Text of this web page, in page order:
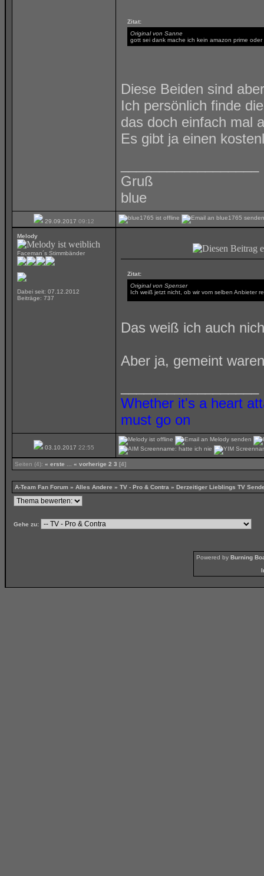
Zitat:
Original von Sanne
gott sei dank mache ich kein amazon prime
Diese Beiden sind
Ich persönlich finde
das doch einfach mal
Es gibt ja einen
Gruß
blue
29.09.2017 09:12
Melody
Faceman´s Stimmbänder
Dabei seit: 07.12.2012
Beiträge: 737
Zitat:
Original von Spenser
Ich weiß jetzt nicht, ob wir vom selben Anbieter
Das weiß ich auch
Aber ja, gemeint
Whether it's a heart
must go on
03.10.2017 22:55
Seiten (4): « erste « vorherige 2 3 [4]
A-Team Fan Forum » Alles Andere » TV - Pro & Contra » Derzeitiger Lieblings TV
Gehe zu:
Powered by Burning